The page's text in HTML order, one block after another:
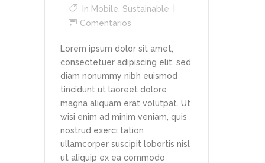
In Mobile Sustainable
Comentarios
Lorem ipsum dolor sit amet,
consectetuer adipiscing elit, sed
diam nonummy nibh euismod
tincidunt ut laoreet dolore
magna aliquam erat volutpat. Ut
wisi enim ad minim veniam, quis
nostrud exerci tation
ullamcorper suscipit lobortis nisl
ut aliquip ex ea commodo